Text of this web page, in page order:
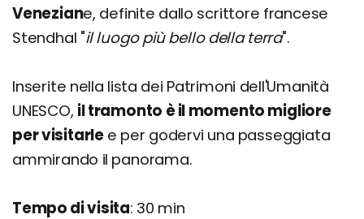
Veneziane, definite dallo scrittore francese
Stendhal "il luogo più bello della terra".
Inserite nella lista dei Patrimoni dell'Umanità
UNESCO, il tramonto è il momento migliore
per visitarlee per godervi una passeggiata
ammirando il panorama.
Tempo di visita: 30 min